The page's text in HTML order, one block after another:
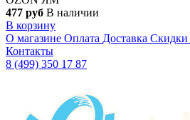
477 руб В наличии
В корзину
О магазине Оплата Доставка Скидки
Контакты
8 (499) 350 17 87